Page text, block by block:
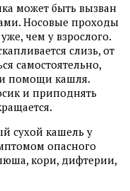
может быть вызван
Носовые проходы
чем у взрослого.
слизь, от
самостоятельно,
помощи кашля.
и приподнять
сухой кашель у
опасного
кори, дифтерии,